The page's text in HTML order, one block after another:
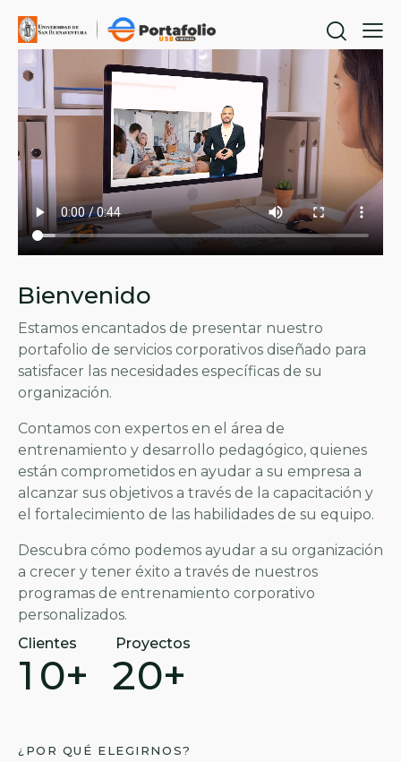
Bienvenido
Estamos encantados de presentar nuestro
portafolio de servicios corporativos diseñado para
satisfacer las necesidades específicas de su
organización.
Contamos con expertos en el área de
entrenamiento y desarrollo pedagógico, quienes
están comprometidos en ayudar a su empresa a
alcanzar sus objetivos a través de la capacitación y
el fortalecimiento de las habilidades de su equipo.
Descubra cómo podemos ayudar a su organización
a crecer y tener éxito a través de nuestros
programas de entrenamiento corporativo
personalizados.
Clientes
1 0+
Proyectos
20+
¿POR QUÉ ELEGIRNOS?